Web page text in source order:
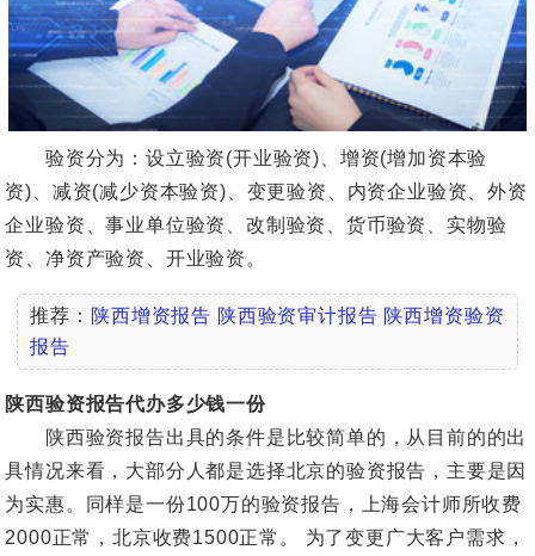
验资分为：设立验资(开业验资)、增资(增加资本验
资)、减资(减少资本验资)、变更验资、内资企业验资、外资
企业验资、事业单位验资、改制验资、货币验资、实物验
资、净资产验资、开业验资。
推荐： 陕西增资报告 陕西验资审计报告 陕西增资验资
报告
陕西验资报告代办多少钱一份
陕西验资报告出具的条件是比较简单的，从目前的的出
具情况来看，大部分人都是选择北京的验资报告，主要是因
为实惠。同样是一份100万的验资报告，上海会计师所收费
2000正常，北京收费1500正常。 为了变更广大客户需求，